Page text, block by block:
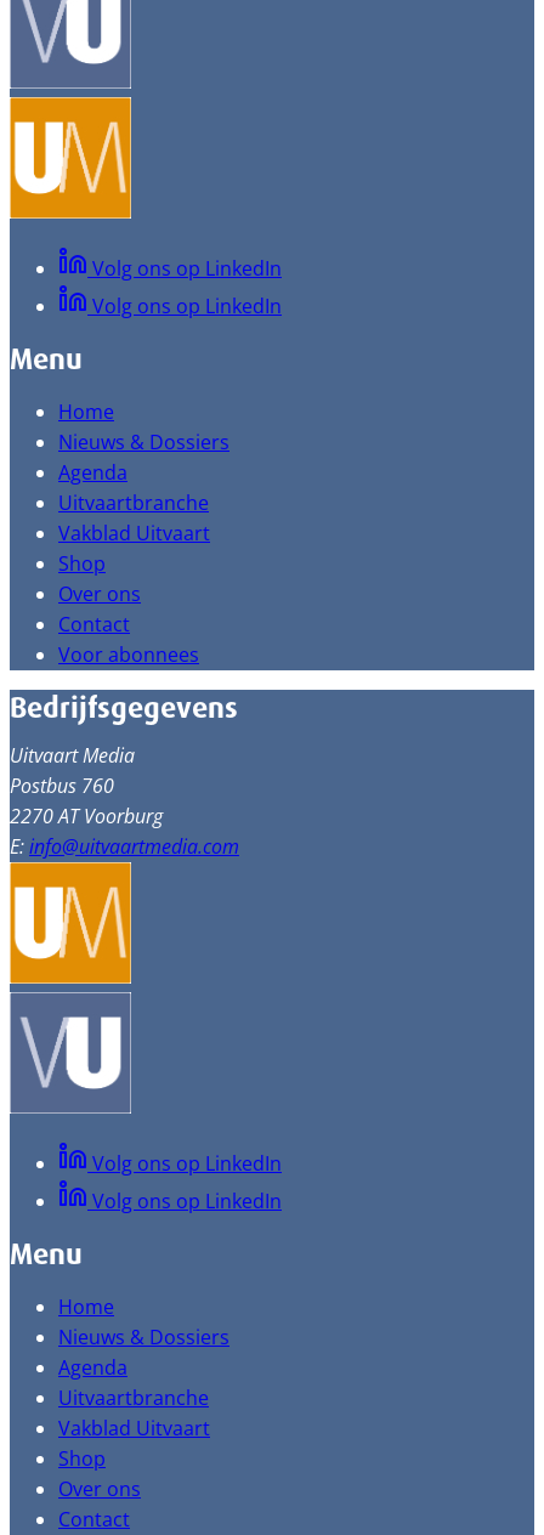
Volg ons op LinkedIn
Volg ons op LinkedIn
Menu
Home
Nieuws & Dossiers
Agenda
Uitvaartbranche
Vakblad Uitvaart
Shop
Over ons
Contact
Voor abonnees
Bedrijfsgegevens
Uitvaart Media
Postbus 760
2270 AT Voorburg
E:info@uitvaartmedia.com
Volg ons op LinkedIn
Volg ons op LinkedIn
Menu
Home
Nieuws & Dossiers
Agenda
Uitvaartbranche
Vakblad Uitvaart
Shop
Over ons
Contact